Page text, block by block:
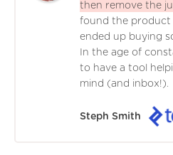
then remove the
found the product
ended up buying
In the age of
to have a tool
mind (and inbox!).
Steph Smith